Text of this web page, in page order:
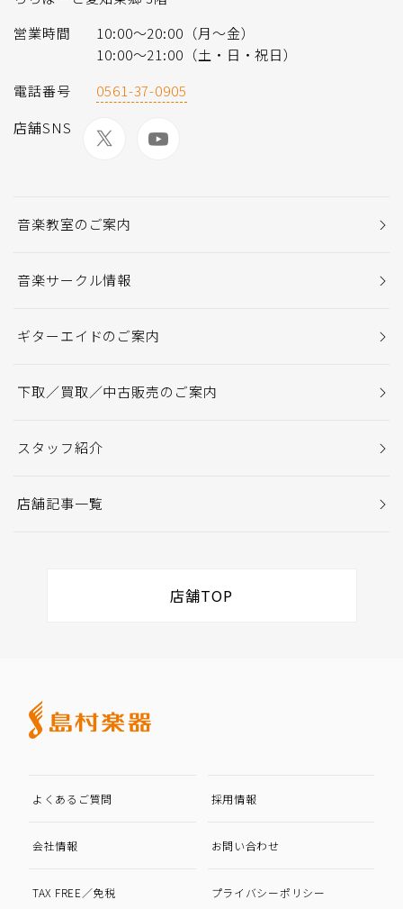
営業時間
10:00～20:00（月～金）
10:00～21:00（土・日・祝日）
電話番号
0561-37-0905
店舗SNS
音楽教室のご案内
音楽サークル情報
ギターエイドのご案内
下取／買取／中古販売のご案内
スタッフ紹介
店舗記事一覧
店舗TOP
よくあるご質問 採用情報
会社情報 お問い合わせ
TAX FREE／免税 プライバシーポリシー